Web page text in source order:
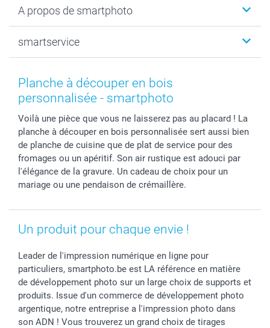
Tirage photo & agrandissement
MyNameBook
Stickers & Etiquettes
Cadres photo, accessoires déco & bonbons
Dénicheur d'idées cadeau
Anniversaire
Fin d'études
Naissance & baptême
Fête des Pères
Rentrée des classes
Communion
Saint-Valentin
Vacances
A propos de smartphoto
Durabilité
Conditions
Droit de rétraction
Conditions générales
Vie privée
Gestion des cookies
Tarifs
Investisseurs
smartservice
smartgarantie
smartbonus
Modes de paiement
Modes de livraison
Grandes Quantités
Statut de ma commande
Planche à découper en bois
personnalisée - smartphoto
Voilà une pièce que vous ne laisserez pas au placard ! La
planche à découper en bois personnalisée sert aussi bien
de planche de cuisine que de plat de service pour des
fromages ou un apéritif. Son air rustique est adouci par
l'élégance de la gravure. Un cadeau de choix pour un
mariage ou une pendaison de crémaillère.
Un produit pour chaque envie !
Leader de l'impression numérique en ligne pour
particuliers, smartphoto.be est LA référence en matière
de développement photo sur un large choix de supports et
produits. Issue d'un commerce de développement photo
argentique, notre entreprise a l'impression photo dans
son ADN ! Vous trouverez un grand choix de tirages